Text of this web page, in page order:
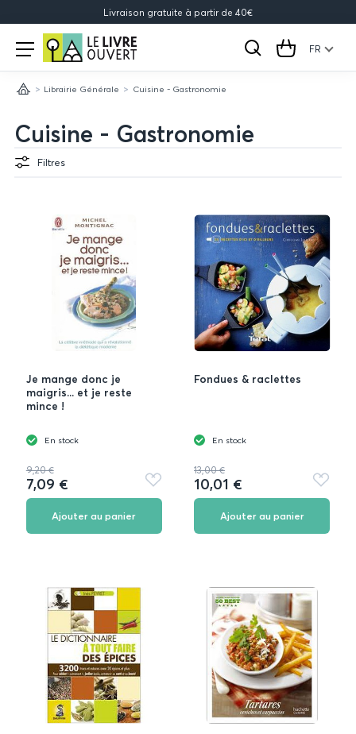
Livraison gratuite à partir de 40€
Le
Livre
Ouvert
Open
menu
Rechercher
Cart FR
AccueilLibrairie Générale Cuisine - Gastronomie
Cuisine - Gastronomie
Filtres
Je mange donc je
maigris... et je reste
mince !
En stock
9,20 €
7,09 €
Ajouter
aux
Ajouter au panier
Fondues & raclettes
En stock
13,00 €
10,01 €
Ajouter
aux
Ajouter au panier